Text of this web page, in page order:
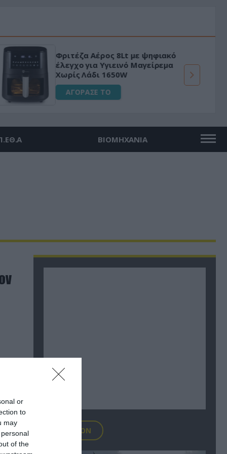
or
to
may
of the
Φριτέζα Αέρος 8Lt με ψηφιακό
έλεγχο για Υγιεινό Μαγείρεμα
Χωρίς Λάδι 1650W
ΑΓΟΡΑΣΕ ΤΟ
ΒΙΟΜΗΧΑΝΙΑ
FOCUS ON